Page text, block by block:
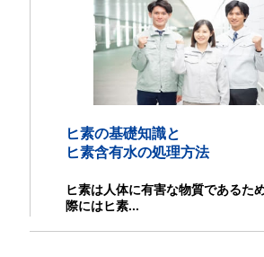
ヒ素の基礎知識と
ヒ素含有水の処理方法
ヒ素は人体に有害な物質であるた
際にはヒ素...